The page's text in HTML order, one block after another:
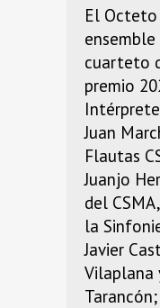
El Octeto
cuarteto
premio
Juan
Flautas
Juanjo
del CSMA,
la
Javier
Vilaplana